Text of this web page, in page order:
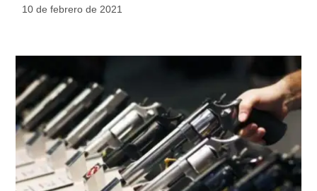
10 de febrero de 2021